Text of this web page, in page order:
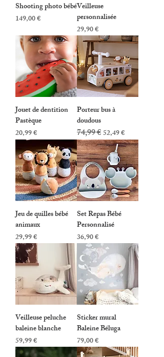
Shooting photo bébé
Prix
149,00 €
Veilleuse
personnalisée
Prix
29,90 €
Jouet de dentition
Pastèque
Prix
20,99 €
Porteur bus à
doudous
Prix original
74,99 €Prix promotionnel
52,49 €
Jeu de quilles bébé
animaux
Prix
29,99 €
Set Repas Bébé
Personnalisé
Prix
36,90 €
Veilleuse peluche
baleine blanche
Prix
59,99 €
Sticker mural
Baleine Béluga
Prix
79,00 €